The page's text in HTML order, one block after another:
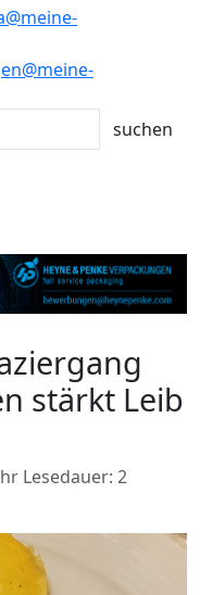
stärkt Leib
Lesedauer: 2